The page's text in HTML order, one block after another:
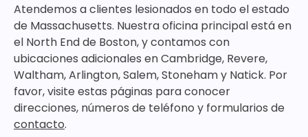
Atendemos a clientes lesionados en todo el estado
de Massachusetts. Nuestra oficina principal está en
el North End de Boston, y contamos con
ubicaciones adicionales en Cambridge, Revere,
Waltham, Arlington, Salem, Stoneham y Natick. Por
favor, visite estas páginas para conocer
direcciones, números de teléfono y formularios de
contacto.